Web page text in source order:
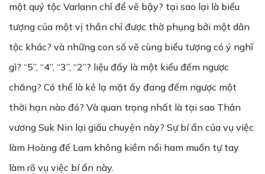
một quý tộc Varlann chỉ để vẽ bậy? tại sao lại là biểu
tượng của một vị thần chỉ được thờ phụng bởi một dân
tộc khác? và những con số vẽ cùng biểu tượng có ý nghĩ
gì? “5”, “4”, “3”, “2”? liệu đấy là một kiểu đếm ngược
chăng? Có thể là kẻ lạ mặt ấy đang đếm ngược một
thời hạn nào đó? Và quan trọng nhất là tại sao Thân
vương Suk Nin lại giấu chuyện này? Sự bí ẩn của vụ việc
làm Hoàng đế Lam không kiềm nổi ham muốn tự tay
làm rõ vụ việc bí ẩn này.